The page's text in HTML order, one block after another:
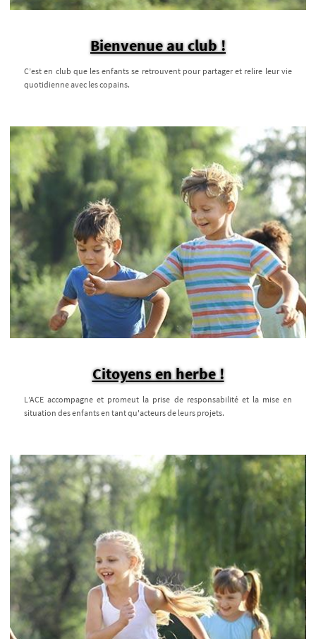
Bienvenue au club !
C’est en club que les enfants se retrouvent pour partager et relire leur vie
quotidienne avec les copains.
Citoyens en herbe !
L’ACE accompagne et promeut la prise de responsabilité et la mise en
situation des enfants en tant qu'acteurs de leurs projets.